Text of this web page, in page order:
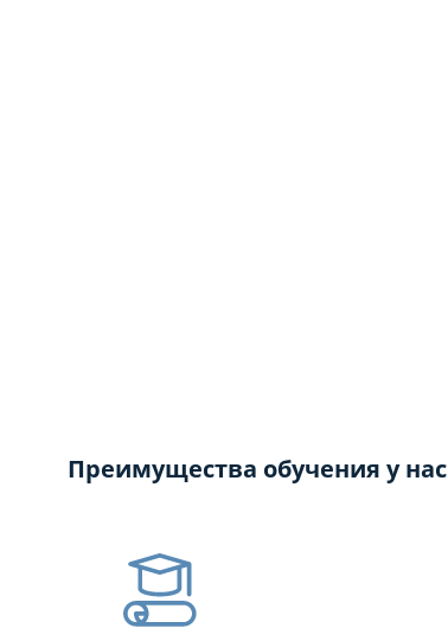
Преимущества обучения у нас